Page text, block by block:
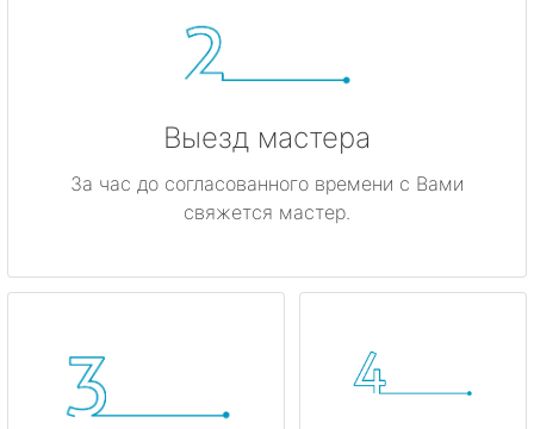
Выезд мастера
За час до согласованного времени с Вами
свяжется мастер.